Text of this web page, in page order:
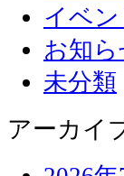
イベ
お知ら
未分類
アーカイ